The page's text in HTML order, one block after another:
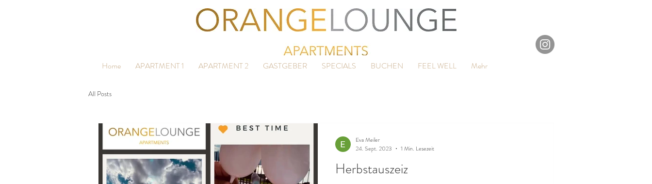
Home APARTMENT 1 APARTMENT 2 GASTGEBER SPECIALS BUCHEN FEEL WELL Mehr
All Posts
Herbstauszeiz
Eva Meiler
24. Sept. 2023
1 Min. Lesezeit